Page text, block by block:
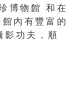
博物館 和在
內有豐富的
影功夫，順